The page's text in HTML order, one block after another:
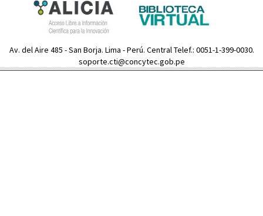
Av. del Aire 485 - San Borja. Lima - Perú. Central Telef.: 0051-1-399-0030.
soporte.cti@concytec.gob.pe